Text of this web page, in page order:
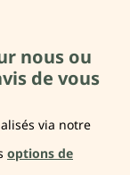
nous ou
de vous
via notre
options de